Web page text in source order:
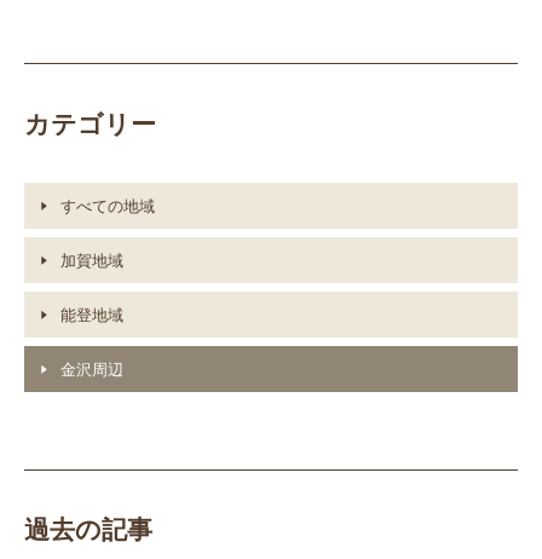
カテゴリー
すべての地域
加賀地域
能登地域
金沢周辺
過去の記事